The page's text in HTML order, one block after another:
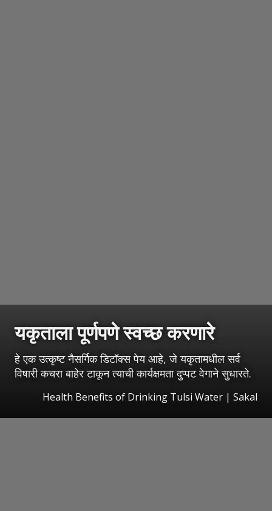
यकृताला पूर्णपणे स्वच्छ करणारे
हे एक उत्कृष्ट नैसर्गिक डिटॉक्स पेय आहे, जे यकृतामधील सर्व
विषारी कचरा बाहेर टाकून त्याची कार्यक्षमता दुप्पट वेगाने सुधारते.
Health Benefits of Drinking Tulsi Water | Sakal